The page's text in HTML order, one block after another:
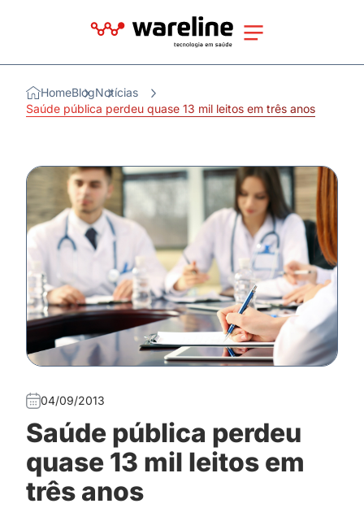
HomeBlogNotícias
Saúde pública perdeu quase 13 mil leitos em três anos
04/09/2013
Saúde pública perdeu
quase 13 mil leitos em
três anos